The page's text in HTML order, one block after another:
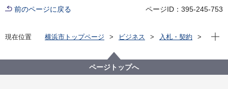
前のページに戻る ページID：395-245-753
現在位置 横浜市トップページ ビジネス
入札・契約
こども青少年局
【公募型指名競争入札】令和７年度横浜市立保育所児
童の尿検査業務
現在
ページトップへ